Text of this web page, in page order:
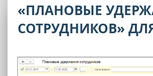
«ПЛАНОВЫЕ
СОТРУДНИКОВ»